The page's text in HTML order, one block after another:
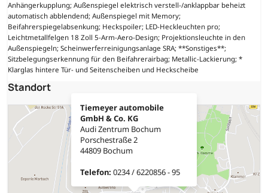
Anhängerkupplung; Außenspiegel elektrisch verstell-/anklappbar beheizt
automatisch abblendend; Außenspiegel mit Memory;
Beifahrerspiegelabsenkung; Heckspoiler; LED-Heckleuchten pro;
Leichtmetallfelgen 18 Zoll 5-Arm-Aero-Design; Projektionsleuchte in den
Außenspiegeln; Scheinwerferreinigungsanlage SRA; **Sonstiges**;
Sitzbelegungserkennung für den Beifahrerairbag; Metallic-Lackierung; *
Klarglas hintere Tür- und Seitenscheiben und Heckscheibe
Standort
Tiemeyer automobile
GmbH & Co. KG
Audi Zentrum Bochum
Porschestraße 2
44809 Bochum
Telefon: 0234 / 6220856 - 95